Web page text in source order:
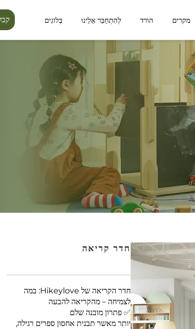
סידרת ליניאה סידרת לומין פורסט
מרחב ציבורי מרחב חיצוני
מקרים הורד לְהִתְחַבֵּר אֵלֵינוּ בְּלוֹגִים
חדר קריאה
חדר הקריאה של Hikeylove: במה
לצמיחה – מהקריאה להבעה
✅ פתרון מובנה שלם
יותר מאשר תבנית אחסון ספרים רגילה,